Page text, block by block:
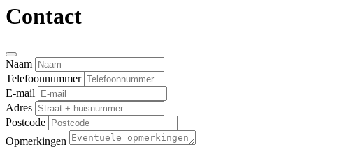
Contact
Naam
Telefoonnummer
E-mail
Adres
Postcode
Opmerkingen